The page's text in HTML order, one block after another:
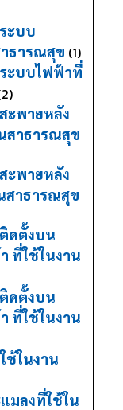
ะบบ
ธารณสุข (1)
ะบบไฟฟ้าที่
ะพายหลัง
สาธารณสุข
ะพายหลัง
สาธารณสุข
ดตั้งบน
ที่ใช้ในงาน
ดตั้งบน
ที่ใช้ในงาน
ช้ในงาน
มลงที่ใช้ใน